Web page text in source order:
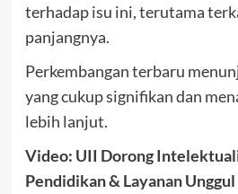
terhadap isu ini, terutama
panjangnya.
Perkembangan terbaru
yang cukup signifikan dan
lebih lanjut.
Video: UII Dorong
Pendidikan & Layanan